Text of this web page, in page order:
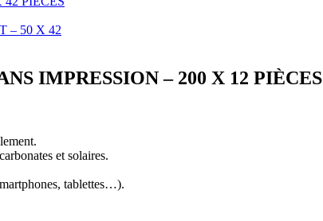
– 50 X 42
IMPRESSION – 200 X 12 PIÈCES
et solaires.
tablettes…).